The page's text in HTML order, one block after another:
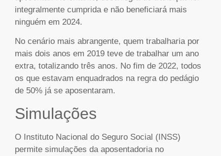
integralmente cumprida e não beneficiará mais
ninguém em 2024.
No cenário mais abrangente, quem trabalharia por
mais dois anos em 2019 teve de trabalhar um ano
extra, totalizando três anos. No fim de 2022, todos
os que estavam enquadrados na regra do pedágio
de 50% já se aposentaram.
Simulações
O Instituto Nacional do Seguro Social (INSS)
permite simulações da aposentadoria no